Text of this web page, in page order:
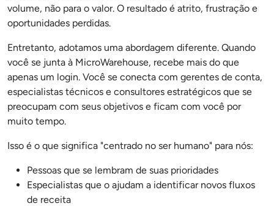
volume, não para o valor. O resultado é atrito, frustração e
oportunidades perdidas.
Entretanto, adotamos uma abordagem diferente. Quando
você se junta à MicroWarehouse, recebe mais do que
apenas um login. Você se conecta com gerentes de conta,
especialistas técnicos e consultores estratégicos que se
preocupam com seus objetivos e ficam com você por
muito tempo.
Isso é o que significa "centrado no ser humano" para nós:
Pessoas que se lembram de suas prioridades
Especialistas que o ajudam a identificar novos fluxos
de receita